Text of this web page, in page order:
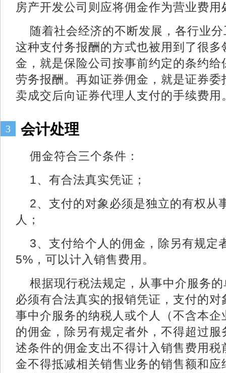
房产开发公司则应将佣金作为营业费用
随着社会经济的不断发展，各行业
这种支付务报酬的方式也被用到了很
金，就是保险公司按事前约定的条约
劳务报酬。再如证券佣金，就是证券
卖成交后向证券代理人支付的手续费用
3 会计处理
佣金符合三个条件：
1、有合法真实凭证；
2、支付的对象必须是独立的有权从
人；
3、支付给个人的佣金，除另有规定
5%，可以计入销售费用。
根据现行税法规定，从事中介服务
必须有合法真实的报销凭证，支付的
事中介服务的纳税人或个人（不含本
的佣金，除另有规定者外，不得超过
述条件的佣金支出不得计入销售费用
金不得抵减相关销售业务的销售额和